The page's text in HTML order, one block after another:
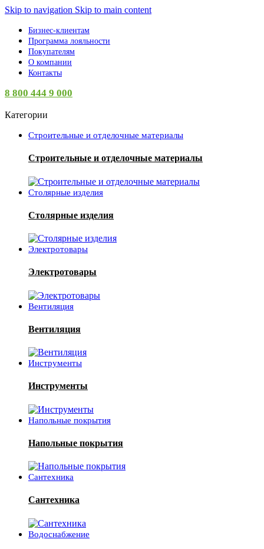
Skip to navigation Skip to main content
Бизнес-клиентам
Программа лояльности
Покупателям
О компании
Контакты
8 800 444 9 000
Категории
Строительные и отделочные материалы
Строительные и отделочные материалы
Столярные изделия
Столярные изделия
Электротовары
Электротовары
Вентиляция
Вентиляция
Инструменты
Инструменты
Напольные покрытия
Напольные покрытия
Сантехника
Сантехника
Водоснабжение